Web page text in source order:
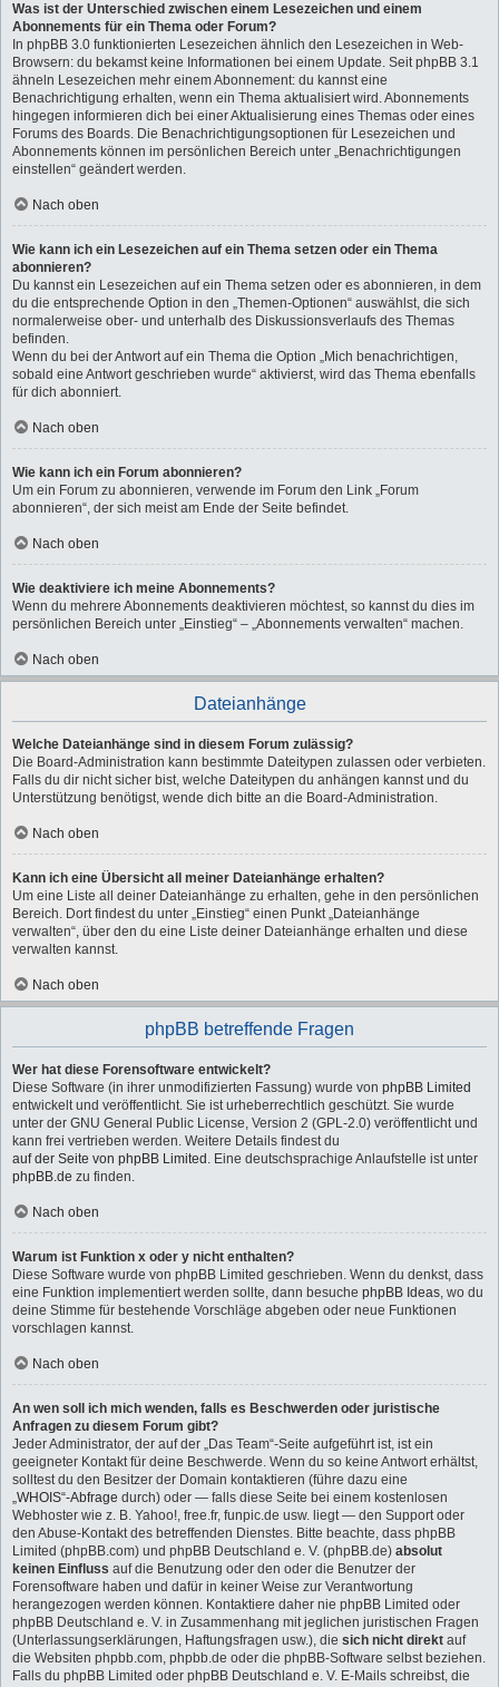
Was ist der Unterschied zwischen einem Lesezeichen und einem
Abonnements für ein Thema oder Forum?
In phpBB 3.0 funktionierten Lesezeichen ähnlich den Lesezeichen in Web-
Browsern: du bekamst keine Informationen bei einem Update. Seit phpBB 3.1
ähneln Lesezeichen mehr einem Abonnement: du kannst eine
Benachrichtigung erhalten, wenn ein Thema aktualisiert wird. Abonnements
hingegen informieren dich bei einer Aktualisierung eines Themas oder eines
Forums des Boards. Die Benachrichtigungsoptionen für Lesezeichen und
Abonnements können im persönlichen Bereich unter „Benachrichtigungen
einstellen“ geändert werden.
Nach oben
Wie kann ich ein Lesezeichen auf ein Thema setzen oder ein Thema
abonnieren?
Du kannst ein Lesezeichen auf ein Thema setzen oder es abonnieren, in dem
du die entsprechende Option in den „Themen-Optionen“ auswählst, die sich
normalerweise ober- und unterhalb des Diskussionsverlaufs des Themas
befinden.
Wenn du bei der Antwort auf ein Thema die Option „Mich benachrichtigen,
sobald eine Antwort geschrieben wurde“ aktivierst, wird das Thema ebenfalls
für dich abonniert.
Nach oben
Wie kann ich ein Forum abonnieren?
Um ein Forum zu abonnieren, verwende im Forum den Link „Forum
abonnieren“, der sich meist am Ende der Seite befindet.
Nach oben
Wie deaktiviere ich meine Abonnements?
Wenn du mehrere Abonnements deaktivieren möchtest, so kannst du dies im
persönlichen Bereich unter „Einstieg“ – „Abonnements verwalten“ machen.
Nach oben
Dateianhänge
Welche Dateianhänge sind in diesem Forum zulässig?
Die Board-Administration kann bestimmte Dateitypen zulassen oder verbieten.
Falls du dir nicht sicher bist, welche Dateitypen du anhängen kannst und du
Unterstützung benötigst, wende dich bitte an die Board-Administration.
Nach oben
Kann ich eine Übersicht all meiner Dateianhänge erhalten?
Um eine Liste all deiner Dateianhänge zu erhalten, gehe in den persönlichen
Bereich. Dort findest du unter „Einstieg“ einen Punkt „Dateianhänge
verwalten“, über den du eine Liste deiner Dateianhänge erhalten und diese
verwalten kannst.
Nach oben
phpBB betreffende Fragen
Wer hat diese Forensoftware entwickelt?
Diese Software (in ihrer unmodifizierten Fassung) wurde von phpBB Limited
entwickelt und veröffentlicht. Sie ist urheberrechtlich geschützt. Sie wurde
unter der GNU General Public License, Version 2 (GPL-2.0) veröffentlicht und
kann frei vertrieben werden. Weitere Details findest du
auf der Seite von phpBB Limited . Eine deutschsprachige Anlaufstelle ist unter
phpBB.de zu finden.
Nach oben
Warum ist Funktion x oder y nicht enthalten?
Diese Software wurde von phpBB Limited geschrieben. Wenn du denkst, dass
eine Funktion implementiert werden sollte, dann besuche phpBB Ideas, wo du
deine Stimme für bestehende Vorschläge abgeben oder neue Funktionen
vorschlagen kannst.
Nach oben
An wen soll ich mich wenden, falls es Beschwerden oder juristische
Anfragen zu diesem Forum gibt?
Jeder Administrator, der auf der „Das Team“-Seite aufgeführt ist, ist ein
geeigneter Kontakt für deine Beschwerde. Wenn du so keine Antwort erhältst,
solltest du den Besitzer der Domain kontaktieren (führe dazu eine
„WHOIS“-Abfrage durch) oder — falls diese Seite bei einem kostenlosen
Webhoster wie z. B. Yahoo!, free.fr, funpic.de usw. liegt — den Support oder
den Abuse-Kontakt des betreffenden Dienstes. Bitte beachte, dass phpBB
Limited (phpBB.com) und phpBB Deutschland e. V. (phpBB.de) absolut
keinen Einfluss auf die Benutzung oder den oder die Benutzer der
Forensoftware haben und dafür in keiner Weise zur Verantwortung
herangezogen werden können. Kontaktiere daher nie phpBB Limited oder
phpBB Deutschland e. V. in Zusammenhang mit jeglichen juristischen Fragen
(Unterlassungserklärungen, Haftungsfragen usw.), die sich nicht direkt auf
die Websiten phpbb.com, phpbb.de oder die phpBB-Software selbst beziehen.
Falls du phpBB Limited oder phpBB Deutschland e. V. E-Mails schreibst, die